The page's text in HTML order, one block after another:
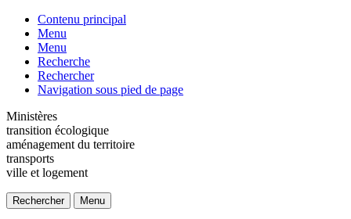
Contenu principal
Menu
Menu
Recherche
Rechercher
Navigation sous pied de page
Ministères
transition écologique
aménagement du territoire
transports
ville et logement
Rechercher Menu